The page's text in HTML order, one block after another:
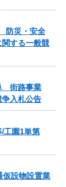
防災・安全
する一般競
街路事業
争入札公告
工園1単第
仮設物設置業